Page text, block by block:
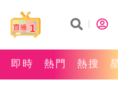
1
即時 熱門 熱搜